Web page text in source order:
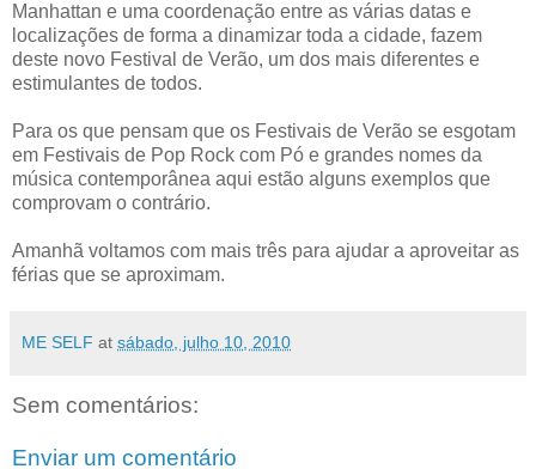
Manhattan e uma coordenação entre as várias datas e
localizações de forma a dinamizar toda a cidade, fazem
deste novo Festival de Verão, um dos mais diferentes e
estimulantes de todos.
Para os que pensam que os Festivais de Verão se esgotam
em Festivais de Pop Rock com Pó e grandes nomes da
música contemporânea aqui estão alguns exemplos que
comprovam o contrário.
Amanhã voltamos com mais três para ajudar a aproveitar as
férias que se aproximam.
ME SELF at sábado, julho 10, 2010
Sem comentários:
Enviar um comentário